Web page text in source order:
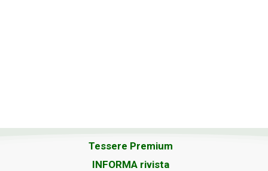
Tessere Premium
INFORMA rivista